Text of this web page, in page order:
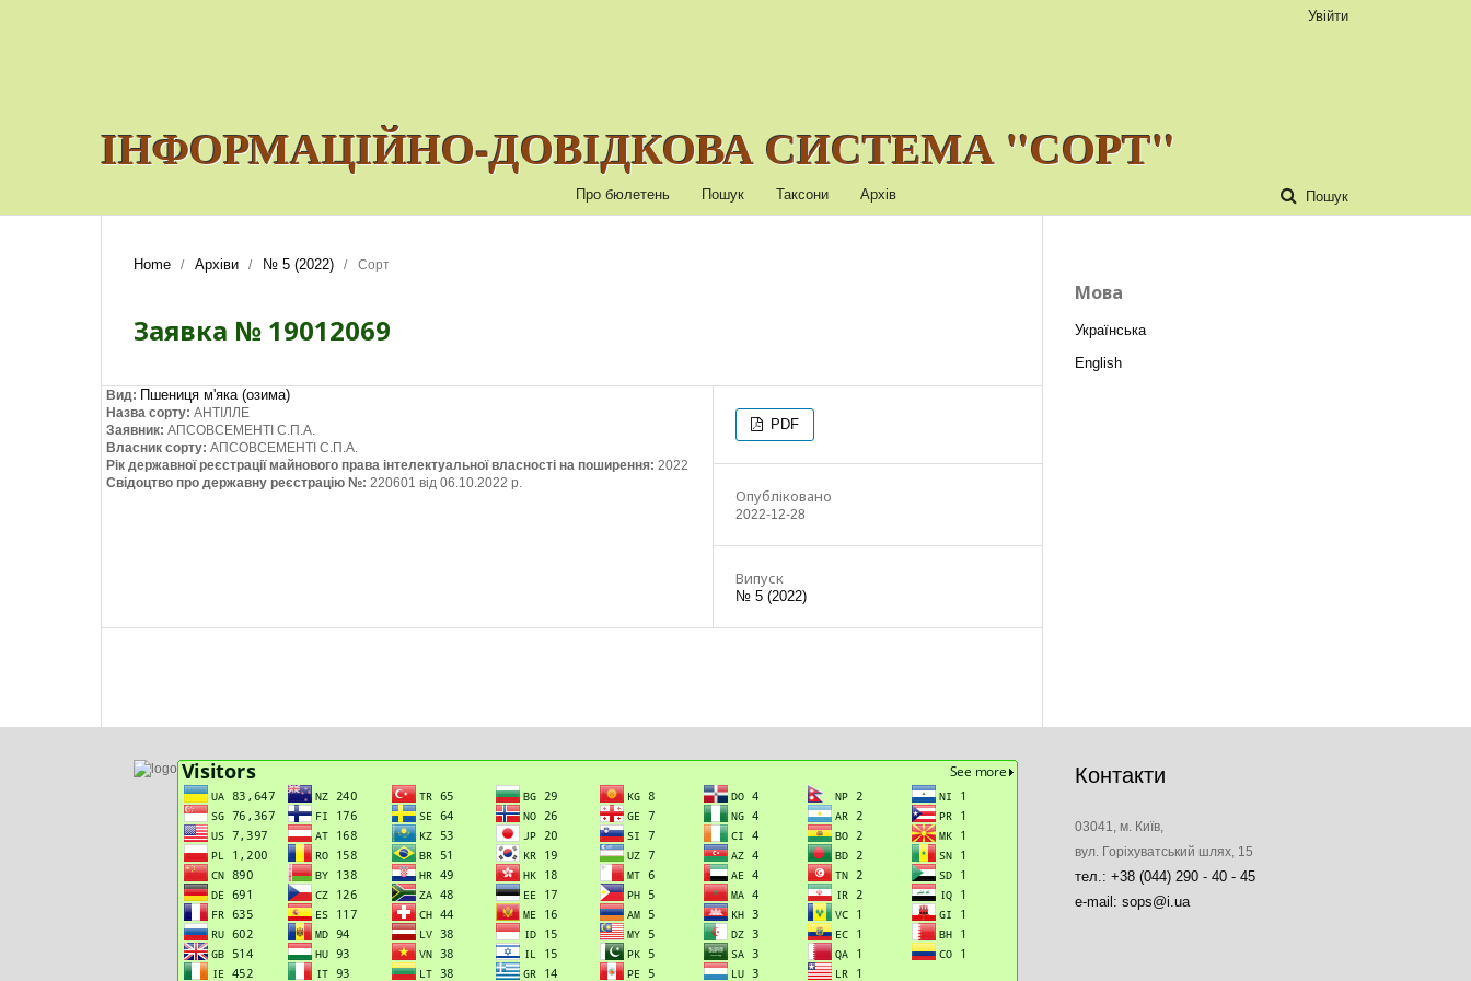
ІНФОРМАЦІЙНО-ДОВІДКОВА СИСТЕМА "СОРТ"
Про бюлетень Пошук Таксони Архів Пошук
Увійти
Home / Архіви / № 5 (2022) / Сорт
Заявка № 19012069
Вид: Пшениця м'яка (озима)
Назва сорту: АНТІЛЛЕ
Заявник: АПСОВСЕМЕНТІ С.П.А.
Власник сорту: АПСОВСЕМЕНТІ С.П.А.
Рік державної реєстрації майнового права інтелектуальної власності на поширення: 2022
Свідоцтво про державну реєстрацію №: 220601 від 06.10.2022 р.
PDF
Опубліковано
2022-12-28
Випуск
№ 5 (2022)
Мова
Українська
English
Контакти
03041, м. Київ,
вул. Горіхуватський шлях, 15
тел.: +38 (044) 290 - 40 - 45
e-mail: sops@i.ua